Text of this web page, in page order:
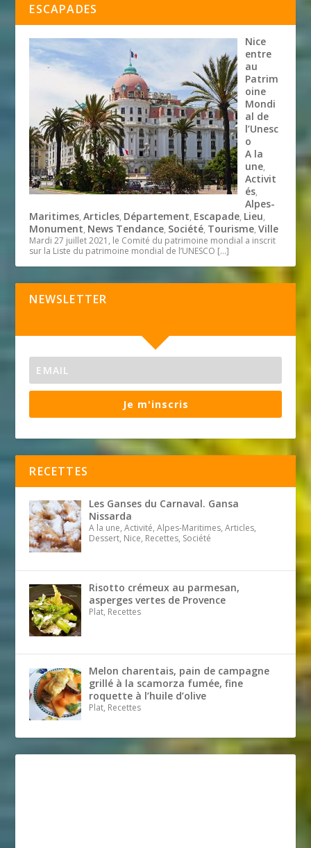
ESCAPADES
Nice
entre
au
Patrim
oine
Mondi
al de
l’Unesc
o
A la
une,
Activit
és,
Alpes-
Maritimes,Articles, Département, Escapade, Lieu,
Monument, News Tendance, Société, Tourisme,Ville
Mardi 27 juillet 2021, le Comité du patrimoine mondial a inscrit
sur la Liste du patrimoine mondial de l’UNESCO […]
NEWSLETTER
Je m'inscris
RECETTES
Les Ganses du Carnaval. Gansa
Nissarda
A la une, Activité, Alpes-Maritimes, Articles,
Dessert, Nice, Recettes, Société
Risotto crémeux au parmesan,
asperges vertes de Provence
Plat, Recettes
Melon charentais, pain de campagne
grillé à la scamorza fumée, fine
roquette à l’huile d’olive
Plat, Recettes